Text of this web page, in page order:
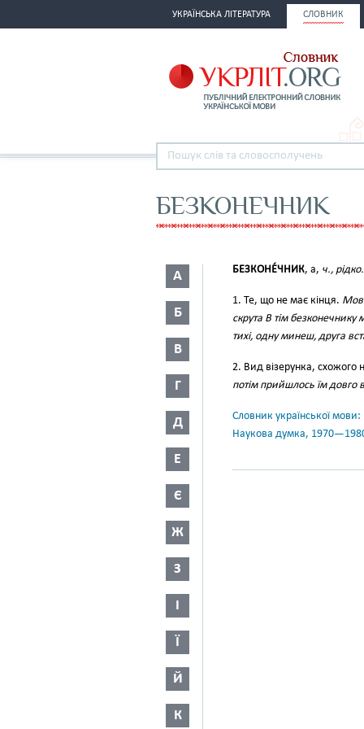
УКРАЇНСЬКА ЛІТЕРАТУРА СЛОВНИК
БЕЗКОНЕЧНИК
А
Б
В
Г
Д
Е
Є
Ж
З
І
Ї
Й
К
БЕЗКОНЕ́ЧНИК, а, ч., рідко.
1. Те, що не має кінця. Мов
скрута В тім
тихі, одну минеш, друга
2. Вид візерунка, схожого
потім прийшлось їм довго
Словник української
Наукова думка,